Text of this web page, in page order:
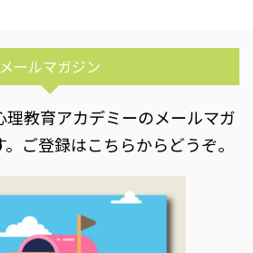
メールマガジン
理教育アカデミーのメールマガ
ご登録はこちらからどうぞ。